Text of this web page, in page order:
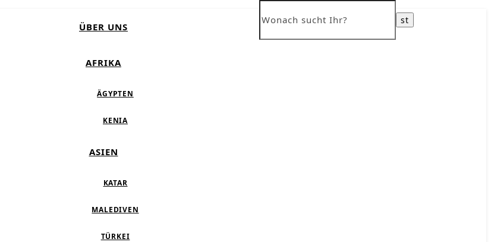
ÜBER UNS
AFRIKA
ÄGYPTEN
KENIA
ASIEN
KATAR
MALEDIVEN
TÜRKEI